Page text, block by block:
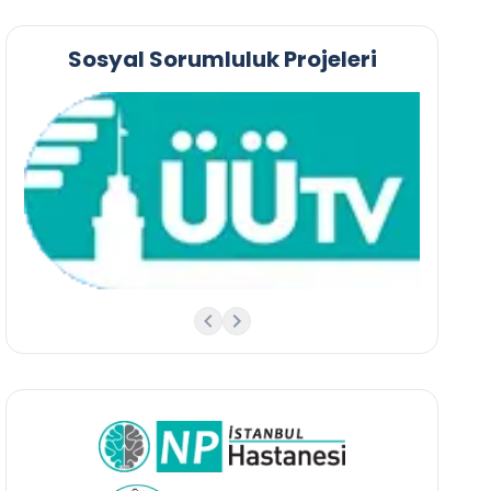
Sosyal Sorumluluk Projeleri